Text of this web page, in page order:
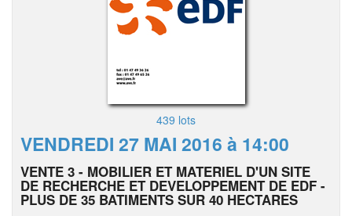
439 lots
VENDREDI 27 MAI 2016 à 14:00
VENTE 3 - MOBILIER ET MATERIEL D'UN SITE
DE RECHERCHE ET DEVELOPPEMENT DE EDF -
PLUS DE 35 BATIMENTS SUR 40 HECTARES